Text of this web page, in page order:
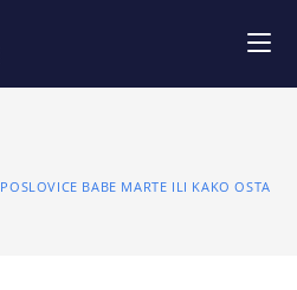
POSLOVICE BABE MARTE ILI KAKO OSTATI